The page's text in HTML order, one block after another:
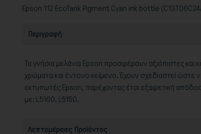
Epson 112 EcoTank Pigment Cyan ink bottle
Περιγραφή
Τα γνήσια μελάνια Epson προσφέρουν αξιόπιστες και
χρώματα και έντονο κείμενο. Έχουν σχεδιαστεί ώστε
εκτυπωτές Epson, παρέχοντας έτσι εξαιρετική
με: L5160, L5150.
Λεπτομέρειες Προϊόντος